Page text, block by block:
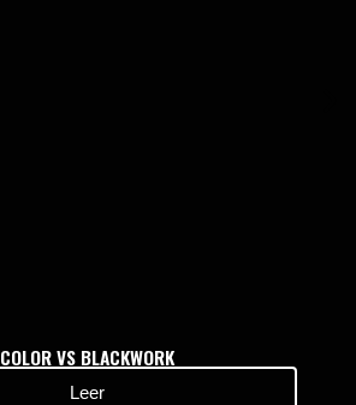
COLOR VS BLACKWORK
Leer